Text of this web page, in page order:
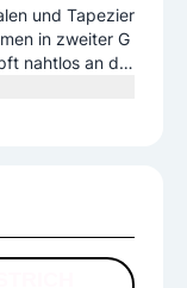
und Tapezier
in zweiter G
nahtlos an die
derzeit z
– Sie kö
von
kümmern uns
aber a